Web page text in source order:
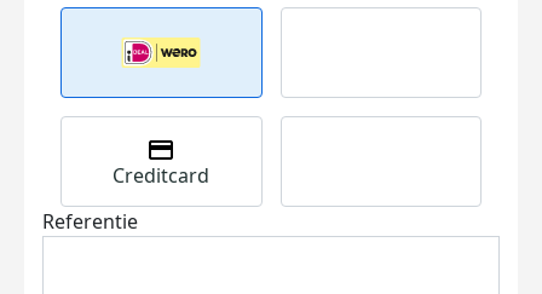
Creditcard
Referentie